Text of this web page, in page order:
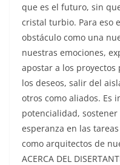
que es el futuro, sin
cristal turbio. Para eso
obstáculo como una
nuestras emociones,
apostar a los
los deseos, salir del
otros como aliados. Es
potencialidad,
esperanza en las
como arquitectos de
ACERCA DEL